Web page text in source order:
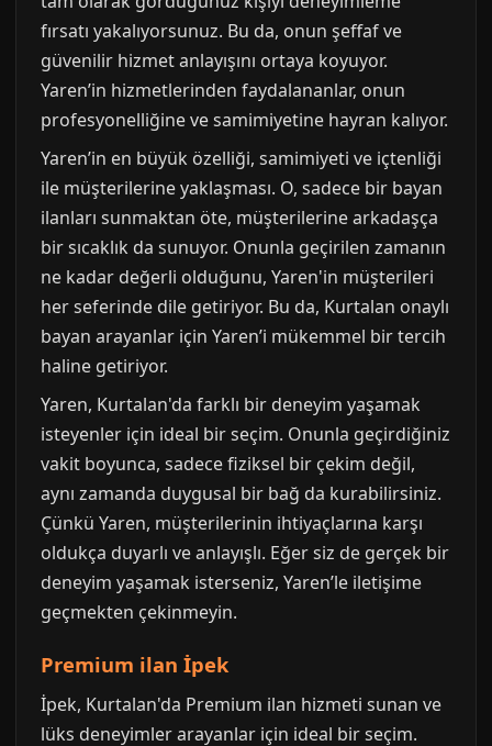
fırsatı yakalıyorsunuz. Bu da, onun şeffaf ve
güvenilir hizmet anlayışını ortaya koyuyor.
Yaren’in hizmetlerinden faydalananlar, onun
profesyonelliğine ve samimiyetine hayran kalıyor.
Yaren’in en büyük özelliği, samimiyeti ve içtenliği
ile müşterilerine yaklaşması. O, sadece bir bayan
ilanları sunmaktan öte, müşterilerine arkadaşça
bir sıcaklık da sunuyor. Onunla geçirilen zamanın
ne kadar değerli olduğunu, Yaren'in müşterileri
her seferinde dile getiriyor. Bu da, Kurtalan onaylı
bayan arayanlar için Yaren’i mükemmel bir tercih
haline getiriyor.
Yaren, Kurtalan'da farklı bir deneyim yaşamak
isteyenler için ideal bir seçim. Onunla geçirdiğiniz
vakit boyunca, sadece fiziksel bir çekim değil,
aynı zamanda duygusal bir bağ da kurabilirsiniz.
Çünkü Yaren, müşterilerinin ihtiyaçlarına karşı
oldukça duyarlı ve anlayışlı. Eğer siz de gerçek bir
deneyim yaşamak isterseniz, Yaren’le iletişime
geçmekten çekinmeyin.
Premium ilan İpek
İpek, Kurtalan'da Premium ilan hizmeti sunan ve
lüks deneyimler arayanlar için ideal bir seçim.